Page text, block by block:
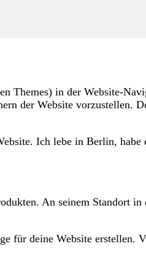
Themes) in der Website-
der Website vorzustellen.
Ich lebe in Berlin, habe
An seinem Standort in
für deine Website erstellen.